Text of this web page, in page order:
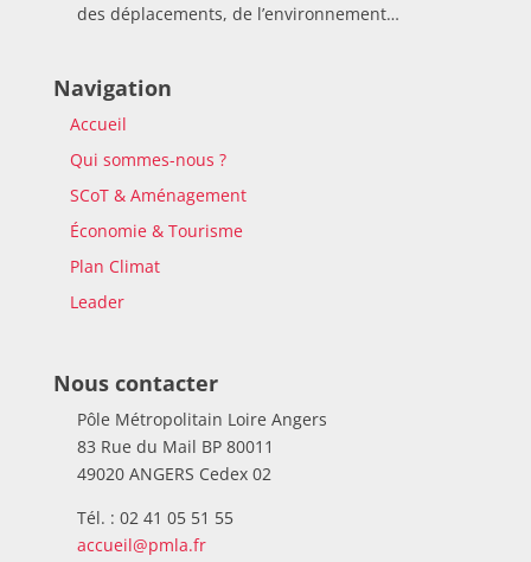
des déplacements, de l’environnement…
Navigation
Accueil
Qui sommes-nous ?
SCoT & Aménagement
Économie & Tourisme
Plan Climat
Leader
Nous contacter
Pôle Métropolitain Loire Angers
83 Rue du Mail BP 80011
49020 ANGERS Cedex 02
Tél. : 02 41 05 51 55
accueil@pmla.fr